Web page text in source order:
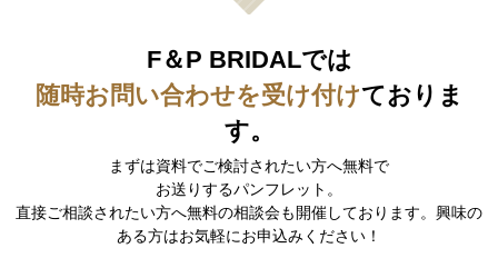
F＆P BRIDALでは
随時お問い合わせを受け付けておりま
す。
まずは資料でご検討されたい方へ無料で
お送りするパンフレット。
直接ご相談されたい方へ無料の相談会も開催しております。興味の
ある方はお気軽にお申込みください！